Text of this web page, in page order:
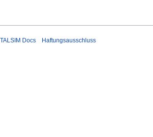
Docs Haftungsausschluss